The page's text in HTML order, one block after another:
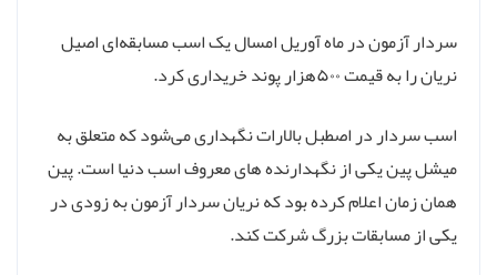
سردار آزمون در ماه آوریل امسال یک اسب مسابقه‌ای اصیل
نریان را به قیمت ۵۰۰هزار پوند خریداری کرد.
اسب سردار در اصطبل بالارات نگهداری می‌شود که متعلق به
میشل پین یکی از نگهدارنده های معروف اسب دنیا است. پین
همان زمان اعلام کرده بود که نریان سردار آزمون به زودی در
یکی از مسابقات بزرگ شرکت کند.